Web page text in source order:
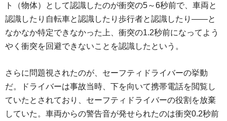
ト（物体）として認識したのが衝突の5～6秒前で、車両と
認識したり自転車と認識したり歩行者と認識したり――と
なかなか特定できなかった上、衝突の1.2秒前になってよう
やく衝突を回避できないことを認識したという。
さらに問題視されたのが、セーフティドライバーの挙動
だ。ドライバーは事故当時、下を向いて携帯電話を閲覧し
ていたとされており、セーフティドライバーの役割を放棄
していた。車両からの警告音が発せられたのは衝突0.2秒前